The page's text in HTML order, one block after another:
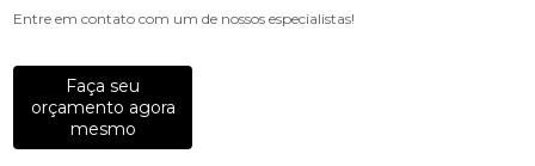
Entre em contato com um de nossos especialistas!
Faça seu
orçamento agora
mesmo